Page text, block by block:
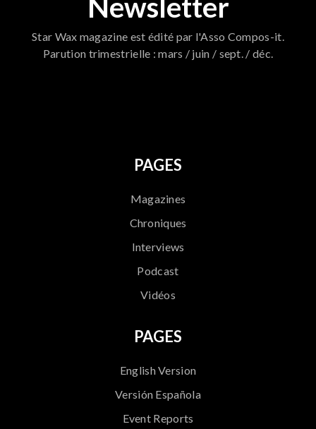
Newsletter
Star Wax magazine est édité par l'Asso Compos-it.
Parution trimestrielle : mars / juin / sept. / déc.
PAGES
Magazines
Chroniques
Interviews
Podcast
Vidéos
PAGES
English Version
Versión Española
Event Reports